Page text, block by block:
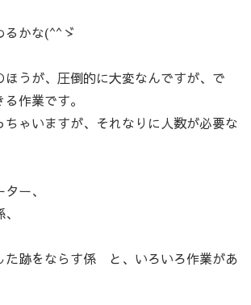
るかな(^^ゞ
ほうが、圧倒的に大変なんですが、で
作業です。
ちゃいますが、それなりに人数が必要な
ー、
た跡をならす係 と、いろいろ作業があ